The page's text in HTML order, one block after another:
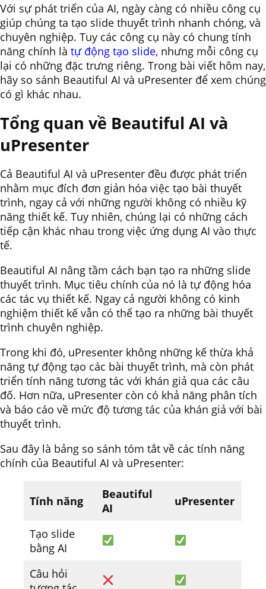
Với sự phát triển của AI, ngày càng có nhiều công cụ
giúp chúng ta tạo slide thuyết trình nhanh chóng, và
chuyên nghiệp. Tuy các công cụ này có chung tính
năng chính là tự động tạo slide, nhưng mỗi công cụ
lại có những đặc trưng riêng. Trong bài viết hôm nay,
hãy so sánh Beautiful AI và uPresenter để xem chúng
có gì khác nhau.
Tổng quan về Beautiful AI và
uPresenter
Cả Beautiful AI và uPresenter đều được phát triển
nhằm mục đích đơn giản hóa việc tạo bài thuyết
trình, ngay cả với những người không có nhiều kỹ
năng thiết kế. Tuy nhiên, chúng lại có những cách
tiếp cận khác nhau trong việc ứng dụng AI vào thực
tế.
Beautiful AI nâng tầm cách bạn tạo ra những slide
thuyết trình. Mục tiêu chính của nó là tự động hóa
các tác vụ thiết kế. Ngay cả người không có kinh
nghiệm thiết kế vẫn có thể tạo ra những bài thuyết
trình chuyên nghiệp.
Trong khi đó, uPresenter không những kế thừa khả
năng tự động tạo các bài thuyết trình, mà còn phát
triển tính năng tương tác với khán giả qua các câu
đố. Hơn nữa, uPresenter còn có khả năng phân tích
và báo cáo về mức độ tương tác của khán giả với bài
thuyết trình.
Sau đây là bảng so sánh tóm tắt về các tính năng
chính của Beautiful AI và uPresenter:
Tính năng
Beautiful
AI
uPresenter
Tạo slide
bằng AI
Câu hỏi